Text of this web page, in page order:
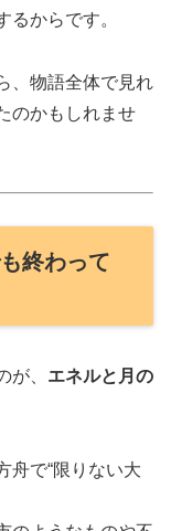
るからです。
、物語全体で見れ
のかもしれませ
終わって
が、 エネルと月の
舟で“限りない大